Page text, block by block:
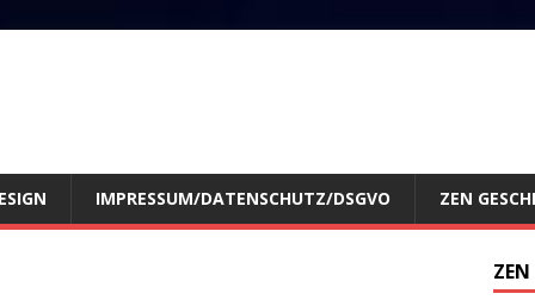
IMPRESSUM/DATENSCHUTZ/DSGVO ZEN